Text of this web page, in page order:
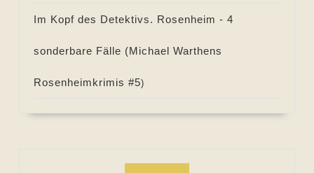
Im Kopf des Detektivs. Rosenheim - 4
sonderbare Fälle (Michael Warthens
Rosenheimkrimis #5)